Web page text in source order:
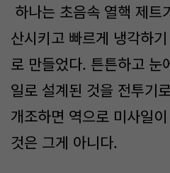
하나는 초음속 열핵 제트
산시키고 빠르게 냉각하
로 만들었다. 튼튼하고 눈
일로 설계된 것을 전투기
개조하면 역으로 미사일
것은 그게 아니다.